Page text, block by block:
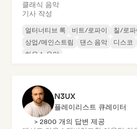
클래식 음악
기사 작성
얼터너티브 록 비트/로파이
칠/로
상업/메인스트림
댄스 음악 디스코
하우스 음악
N3UX
플레이리스트 큐레이터
> 2800 개의 답변 제공